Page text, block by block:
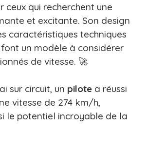
ceux qui recherchent une
et excitante. Son design
caractéristiques techniques
un modèle à considérer
de vitesse. 🚀
sur circuit, un pilote a réussi
vitesse de 274 km/h,
le potentiel incroyable de la